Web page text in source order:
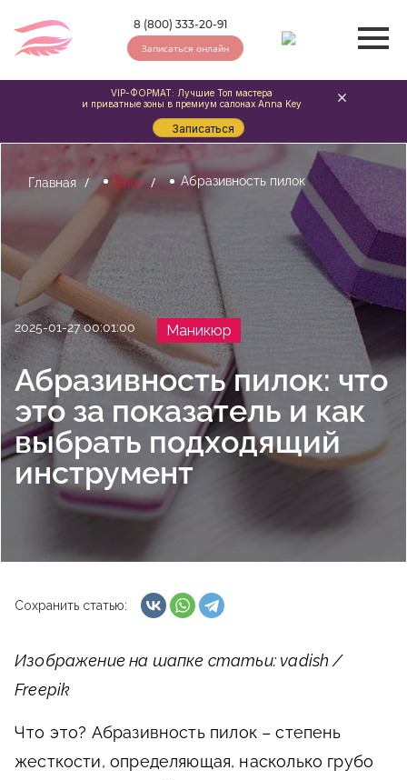
8 (800) 333-20-91
Записаться онлайн
Главная Блог Абразивность пилок
2025-01-27 00:01:00 Маникюр
Абразивность пилок: что
это за показатель и как
выбрать подходящий
инструмент
Сохранить статью:
Изображение на шапке статьи: vadish /
Freepik
Что это? Абразивность пилок – степень
жесткости, определяющая, насколько грубо
VIP-ФОРМАТ: Лучшие Топ мастера
и приватные зоны в премиум салонах Anna Key
Записаться